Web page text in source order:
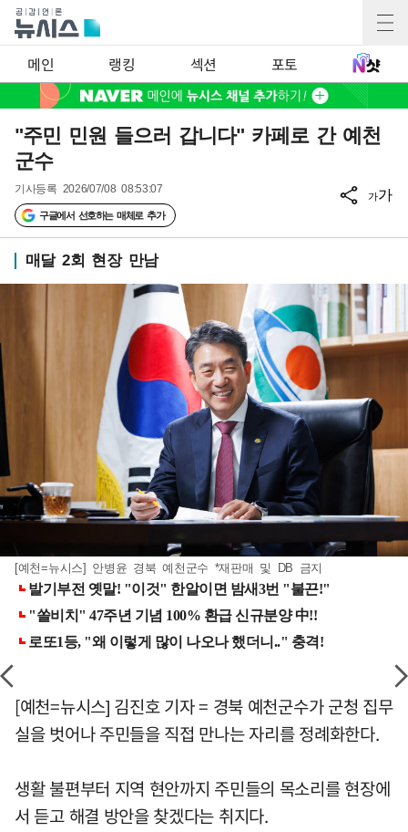
메인 랭킹 섹션 포토
"주민 민원 들으러 갑니다" 카페로 간 예천
군수
기사등록 2026/07/08 08:53:07
구글에서 선호하는 매체로 추가
가가
매달 2회 현장 만남
[예천=뉴시스] 안병윤 경북 예천군수 *재판매 및 DB 금지
[예천=뉴시스] 김진호 기자 = 경북 예천군수가 군청 집무
실을 벗어나 주민들을 직접 만나는 자리를 정례화한다.
생활 불편부터 지역 현안까지 주민들의 목소리를 현장에
서 듣고 해결 방안을 찾겠다는 취지다.